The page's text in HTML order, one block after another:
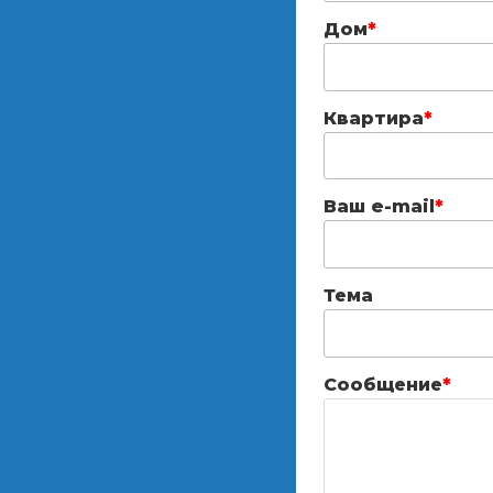
Дом*
Квартира*
Ваш e-mail *
Тема
Сообщение*